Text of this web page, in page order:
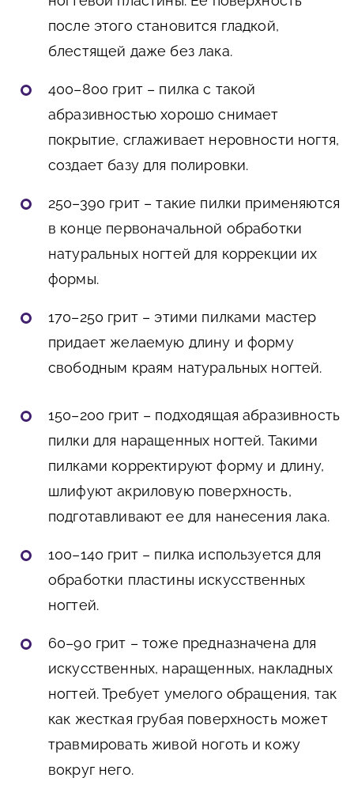
после этого становится гладкой,
блестящей даже без лака.
400–800 грит – пилка с такой
абразивностью хорошо снимает
покрытие, сглаживает неровности ногтя,
создает базу для полировки.
250–390 грит – такие пилки применяются
в конце первоначальной обработки
натуральных ногтей для коррекции их
формы.
170–250 грит – этими пилками мастер
придает желаемую длину и форму
свободным краям натуральных ногтей.
150–200 грит – подходящая абразивность
пилки для наращенных ногтей. Такими
пилками корректируют форму и длину,
шлифуют акриловую поверхность,
подготавливают ее для нанесения лака.
100–140 грит – пилка используется для
обработки пластины искусственных
ногтей.
60–90 грит – тоже предназначена для
искусственных, наращенных, накладных
ногтей. Требует умелого обращения, так
как жесткая грубая поверхность может
травмировать живой ноготь и кожу
вокруг него.